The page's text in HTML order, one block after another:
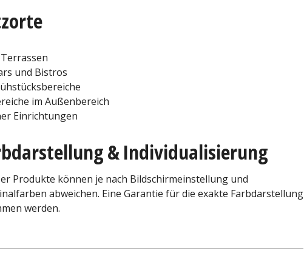
und Bistros
im Außenbereich
Einrichtungen
& Individualisierung
Produkte können je nach Bildschirmeinstellung und
abweichen. Eine Garantie für die exakte Farbdarstellung
werden.